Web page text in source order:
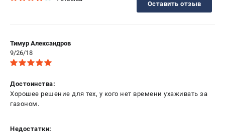
Оставить отзыв
Тимур Александров
9/26/18
Достоинства:
Хорошее решение для тех, у кого нет времени ухаживать за
газоном.
Недостатки: